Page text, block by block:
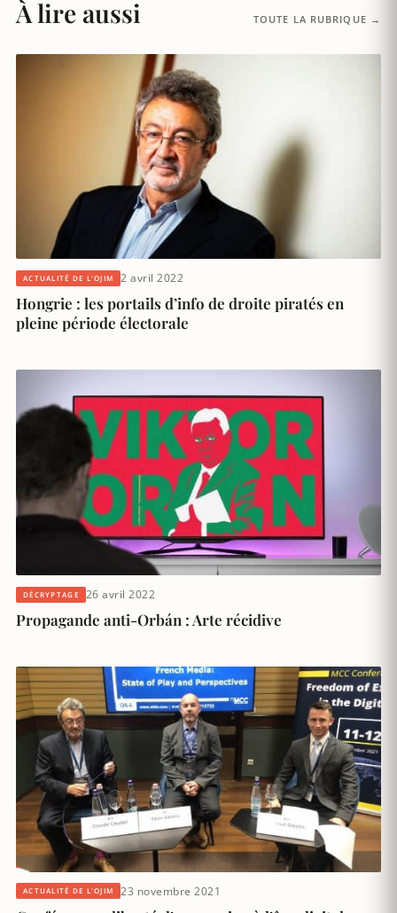
À lire aussi TOUTE LA RUBRIQUE →
ACTUALITÉ DE L'OJIM 2 avril 2022
Hongrie : les portails d’info de droite piratés en
pleine période électorale
DÉCRYPTAGE 26 avril 2022
Propagande anti-Orbán : Arte récidive
ACTUALITÉ DE L'OJIM 23 novembre 2021